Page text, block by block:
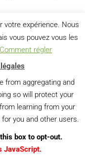
SUIVANT
Pierre Niedergang : vers la normativité queer
votre expérience. Nous
vous pouvez vous les
Comment régler
from aggregating and
so will protect your
learning from your
you and other users.
box to opt-out.
JavaScript.